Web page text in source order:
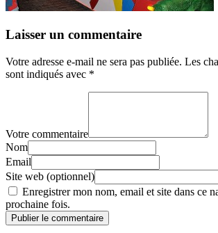
Laisser un commentaire
Votre adresse e-mail ne sera pas publiée. Les
sont indiqués avec *
Votre commentaire
Nom
Email
Site web (optionnel)
Enregistrer mon nom, email et site dans ce
prochaine fois.
Publier le commentaire